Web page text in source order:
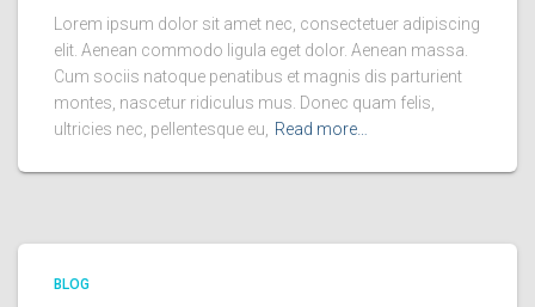
Lorem ipsum dolor sit amet nec, consectetuer adipiscing
elit. Aenean commodo ligula eget dolor. Aenean massa.
Cum sociis natoque penatibus et magnis dis parturient
montes, nascetur ridiculus mus. Donec quam felis,
ultricies nec, pellentesque eu, Read more…
BLOG